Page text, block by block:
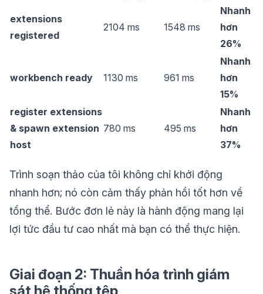
extensions
registered
2104 ms 1548 ms
Nhanh
hơn
26%
workbench ready 1130 ms 961 ms
Nhanh
hơn
15%
register extensions
& spawn extension
host
780 ms 495 ms
Nhanh
hơn
37%
Trình soạn thảo của tôi không chỉ khởi động
nhanh hơn; nó còn cảm thấy phản hồi tốt hơn về
tổng thể. Bước đơn lẻ này là hành động mang lại
lợi tức đầu tư cao nhất mà bạn có thể thực hiện.
Giai đoạn 2: Thuần hóa trình giám